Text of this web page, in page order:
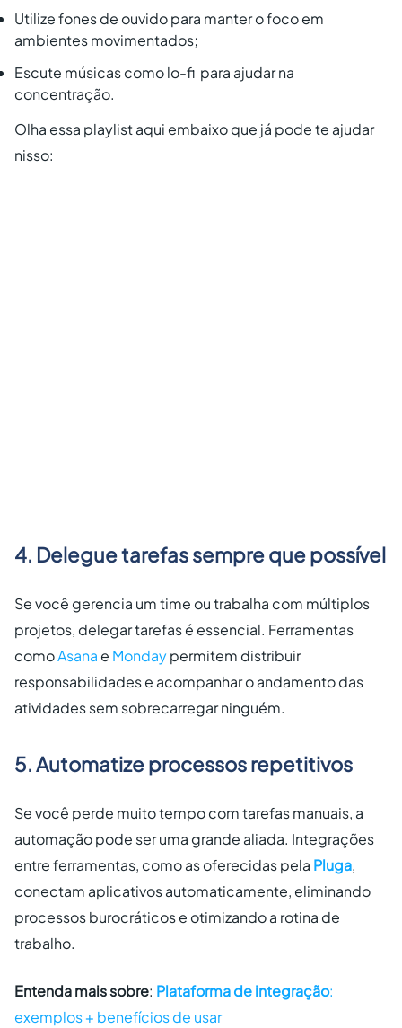
Utilize fones de ouvido para manter o foco em
ambientes movimentados;
Escute músicas como lo-fi para ajudar na
concentração.
Olha essa playlist aqui embaixo que já pode te ajudar
nisso:
4. Delegue tarefas sempre que possível
Se você gerencia um time ou trabalha com múltiplos
projetos, delegar tarefas é essencial. Ferramentas
comoAsana e Mondaypermitem distribuir
responsabilidades e acompanhar o andamento das
atividades sem sobrecarregar ninguém.
5. Automatize processos repetitivos
Se você perde muito tempo com tarefas manuais, a
automação pode ser uma grande aliada. Integrações
entre ferramentas, como as oferecidas pela Pluga,
conectam aplicativos automaticamente, eliminando
processos burocráticos e otimizando a rotina de
trabalho.
Entenda mais sobre: Plataforma de integração:
exemplos + benefícios de usar